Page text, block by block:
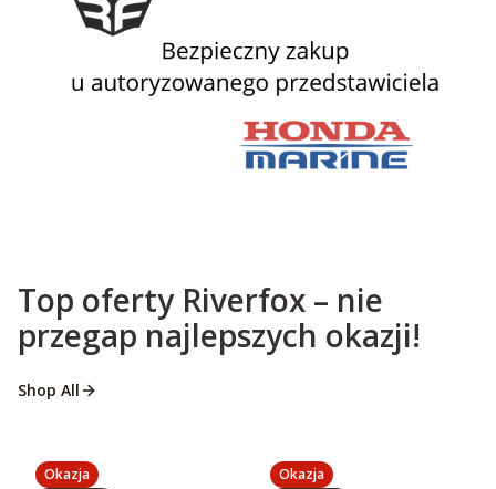
Top oferty Riverfox – nie
przegap najlepszych okazji!
Shop All
Okazja
Okazja